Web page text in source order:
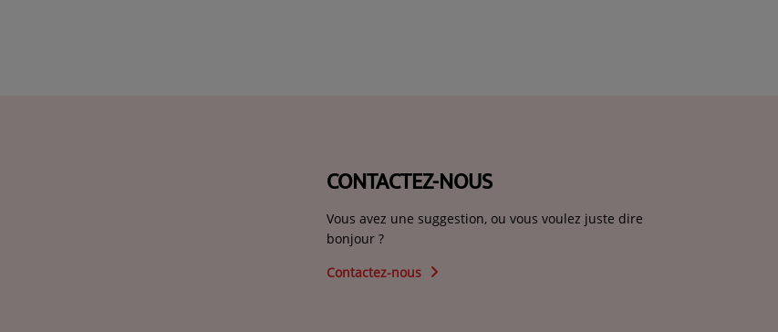
CONTACTEZ-NOUS
Vous avez une suggestion, ou vous voulez juste dire
bonjour ?
Contactez-nous